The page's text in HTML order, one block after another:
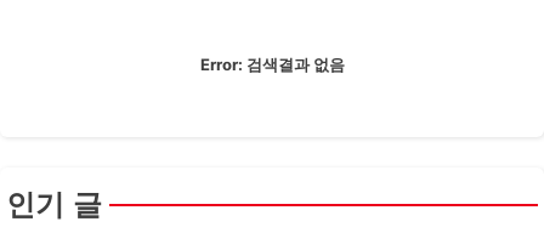
Error: 검색결과 없음
인기 글